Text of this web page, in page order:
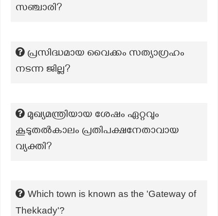
സഞ്ചാരി?
പ്രസിദ്ധമായ വൈക്കം സത്യാഗ്രഹം
നടന്ന ജില്ല?
മുഖ്യമന്ത്രിയായ ശേഷം ഏറ്റവും
കൂടുതല്‍കാലം പ്രതിപക്ഷനേതാവായ
വ്യക്തി?
Which town is known as the 'Gateway of
Thekkady'?